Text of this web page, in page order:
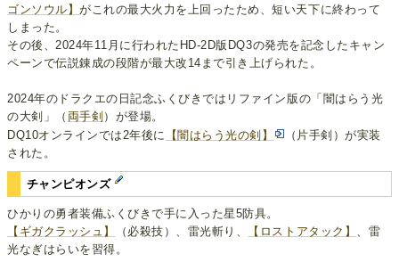
ゴンソウル】がこれの最大火力を上回ったため、短い天下に終わって
しまった。
その後、2024年11月に行われたHD-2D版DQ3の発売を記念したキャン
ペーンで伝説錬成の段階が最大改14まで引き上げられた。
2024年のドラクエの日記念ふくびきではリファイン版の「闇はらう光
の大剣」（ 両手剣 ）が登場。
DQ10オンラインでは2年後に
【闇はらう光の剣】
（片手剣）が実装
された。
チャンピオンズ
ひかりの勇者装備ふくびきで手に入った星5防具。
【ギガクラッシュ】
（必殺技）、雷光斬り、 【ロストアタック】
、雷
光なぎはらいを習得。